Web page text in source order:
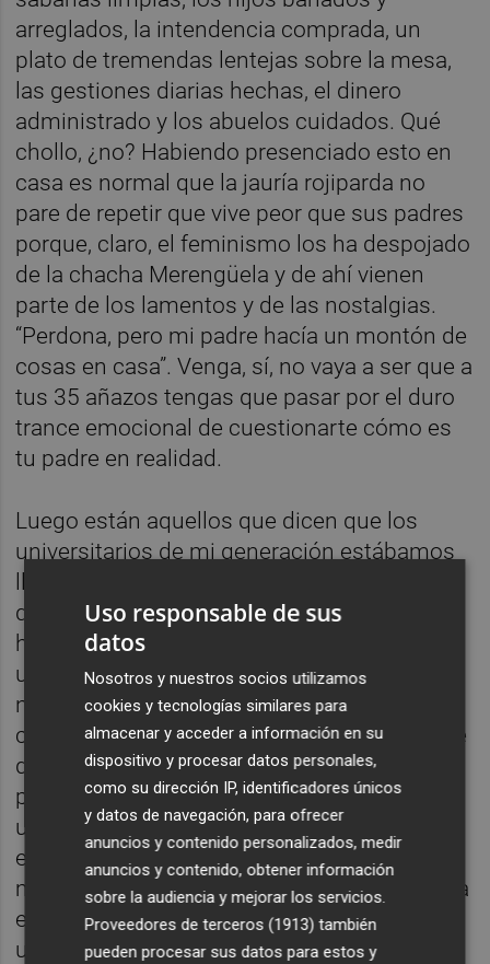
arreglados, la intendencia comprada, un
plato de tremendas lentejas sobre la mesa,
las gestiones diarias hechas, el dinero
administrado y los abuelos cuidados. Qué
chollo, ¿no? Habiendo presenciado esto en
casa es normal que la jauría rojiparda no
pare de repetir que vive peor que sus padres
porque, claro, el feminismo los ha despojado
de la chacha Merengüela y de ahí vienen
parte de los lamentos y de las nostalgias.
“Perdona, pero mi padre hacía un montón de
cosas en casa”. Venga, sí, no vaya a ser que a
tus 35 añazos tengas que pasar por el duro
trance emocional de cuestionarte cómo es
tu padre en realidad.
Luego están aquellos que dicen que los
universitarios de mi generación estábamos
que creyeron que esto era posible solo por
haber salido de un edificio académico con
un papel en la mano) pero que, sin embargo,
nos vimos abocados a la precariedad por
culpa de la crisis. Para empezar, si alguien te
dijo que podrías ser el rey del mambo solo
por haber conseguido una acreditación
universitaria, mi consejo es que saques a
ese alguien de tu vida. Porque, y con todos
mis respetos, la idea en sí no deja de ser una
enorme flipada que difícilmente encuentra
un encaje realista en nuestro sistema de
Uso responsable de sus
datos
Nosotros y nuestros socios utilizamos
cookies y tecnologías similares para
almacenar y acceder a información en su
dispositivo y procesar datos personales,
como su dirección IP, identificadores únicos
y datos de navegación, para ofrecer
anuncios y contenido personalizados, medir
anuncios y contenido, obtener información
sobre la audiencia y mejorar los servicios.
Proveedores de terceros (1913) también
pueden procesar sus datos para estos y